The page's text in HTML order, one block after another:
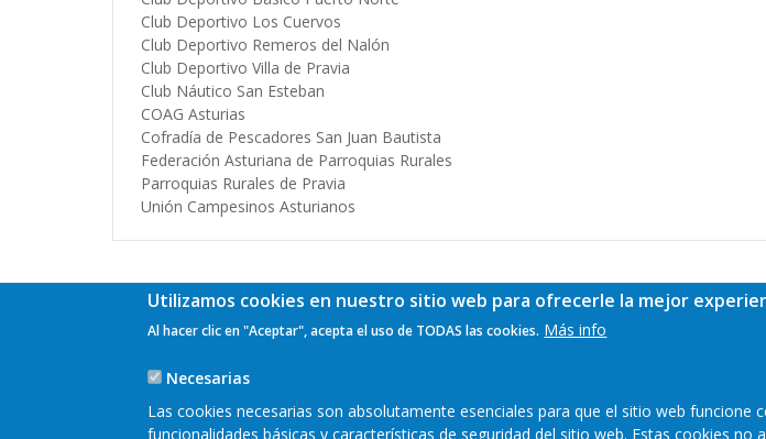
Club Deportivo Los Cuervos
Club Deportivo Remeros del Nalón
Club Deportivo Villa de Pravia
Club Náutico San Esteban
COAG Asturias
Cofradía de Pescadores San Juan Bautista
Federación Asturiana de Parroquias Rurales
Parroquias Rurales de Pravia
Unión Campesinos Asturianos
Utilizamos cookies en nuestro sitio web para ofrecerle la mejor
Al hacer clic en "Aceptar", acepta el uso de TODAS las cookies. Más info
Necesarias
Las cookies necesarias son absolutamente esenciales para que el sitio web
funcionalidades básicas y características de seguridad del sitio web. Estas cookies no